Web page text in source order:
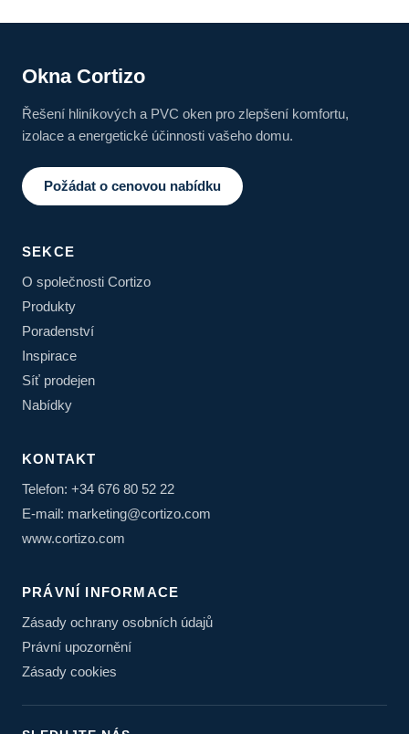
Okna Cortizo
Řešení hliníkových a PVC oken pro zlepšení komfortu,
izolace a energetické účinnosti vašeho domu.
Požádat o cenovou nabídku
SEKCE
O společnosti Cortizo
Produkty
Poradenství
Inspirace
Síť prodejen
Nabídky
KONTAKT
Telefon: +34 676 80 52 22
E-mail: marketing@cortizo.com
www.cortizo.com
PRÁVNÍ INFORMACE
Zásady ochrany osobních údajů
Právní upozornění
Zásady cookies